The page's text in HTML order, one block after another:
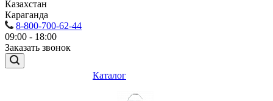
Казахстан
Караганда
8-800-700-62-44
09:00 - 18:00
Заказать звонок
Каталог